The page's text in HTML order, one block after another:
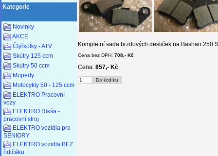
Kategorie
Novinky
AKCE
Čtyřkolky - ATV
Skútry 125 ccm
Skútry 50 ccm
Mopedy
Motocykly 50 - 125 ccm
ELEKTRO Pracovní
vozy
ELEKTRO Rikša -
pracovní stroj
ELEKTRO vozidla pro
SENIORY
ELEKTRO vozidla BEZ
řidičáku
Kompletní sada brzdových destiček na Bashan 250
Cena bez DPH: 708,- Kč
Cena: 857,- Kč